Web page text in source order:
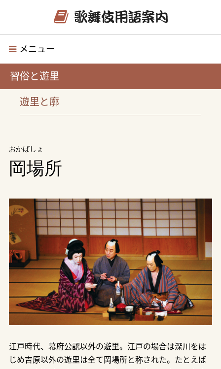
メニュー
習俗と遊里
遊里と廓
おかばしょ
岡場所
江戸時代、幕府公認以外の遊里。江戸の場合は深川をは
じめ吉原以外の遊里は全て岡場所と称された。たとえば